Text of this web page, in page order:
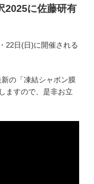
2025に佐藤研有
22日(日)に開催される
の「凍結シャボン膜
ますので、是非お立